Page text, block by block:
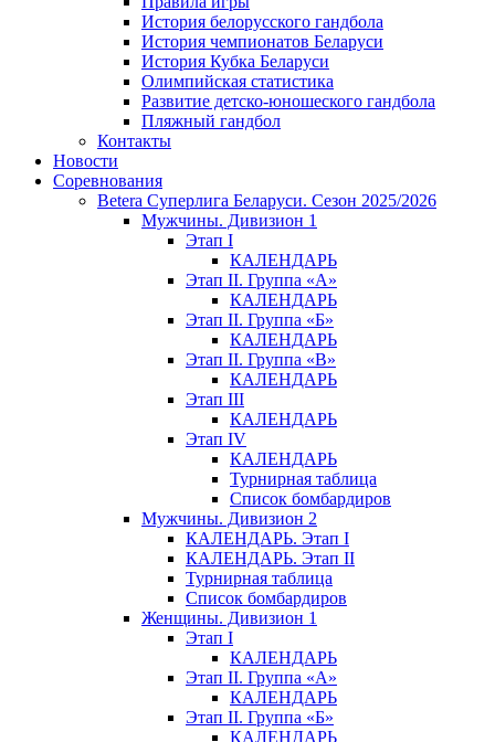
История белорусского гандбола
История чемпионатов Беларуси
История Кубка Беларуси
Олимпийская статистика
Развитие детско-юношеского гандбола
Пляжный гандбол
Контакты
Новости
Соревнования
Betera Суперлига Беларуси. Сезон 2025/2026
Мужчины. Дивизион 1
Этап I
КАЛЕНДАРЬ
Этап II. Группа «А»
КАЛЕНДАРЬ
Этап II. Группа «Б»
КАЛЕНДАРЬ
Этап II. Группа «В»
КАЛЕНДАРЬ
Этап III
КАЛЕНДАРЬ
Этап IV
КАЛЕНДАРЬ
Турнирная таблица
Список бомбардиров
Мужчины. Дивизион 2
КАЛЕНДАРЬ. Этап I
КАЛЕНДАРЬ. Этап II
Турнирная таблица
Список бомбардиров
Женщины. Дивизион 1
Этап I
КАЛЕНДАРЬ
Этап II. Группа «А»
КАЛЕНДАРЬ
Этап II. Группа «Б»
КАЛЕНДАРЬ